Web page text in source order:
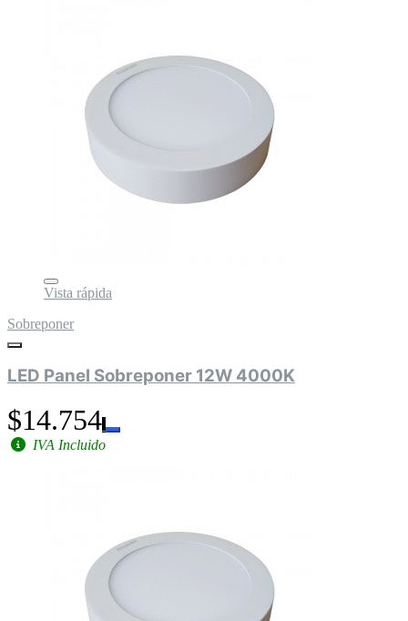
Vista rápida
Sobreponer
LED Panel Sobreponer 12W 4000K
$14.754
IVA Incluido